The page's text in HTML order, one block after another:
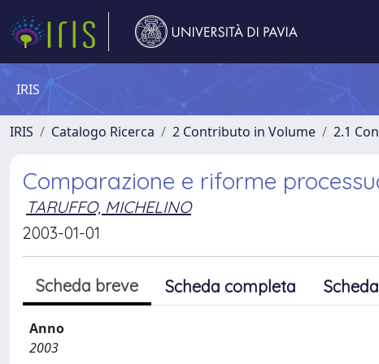
IRIS
IRIS Catalogo Ricerca 2 Contributo in Volume 2.1
Comparazione e riforme
TARUFFO, MICHELINO
2003-01-01
Scheda breve Scheda completa
Anno
2003